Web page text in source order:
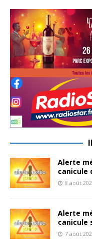
Alerte
canicule
8 août
Alerte
canicule
7 août